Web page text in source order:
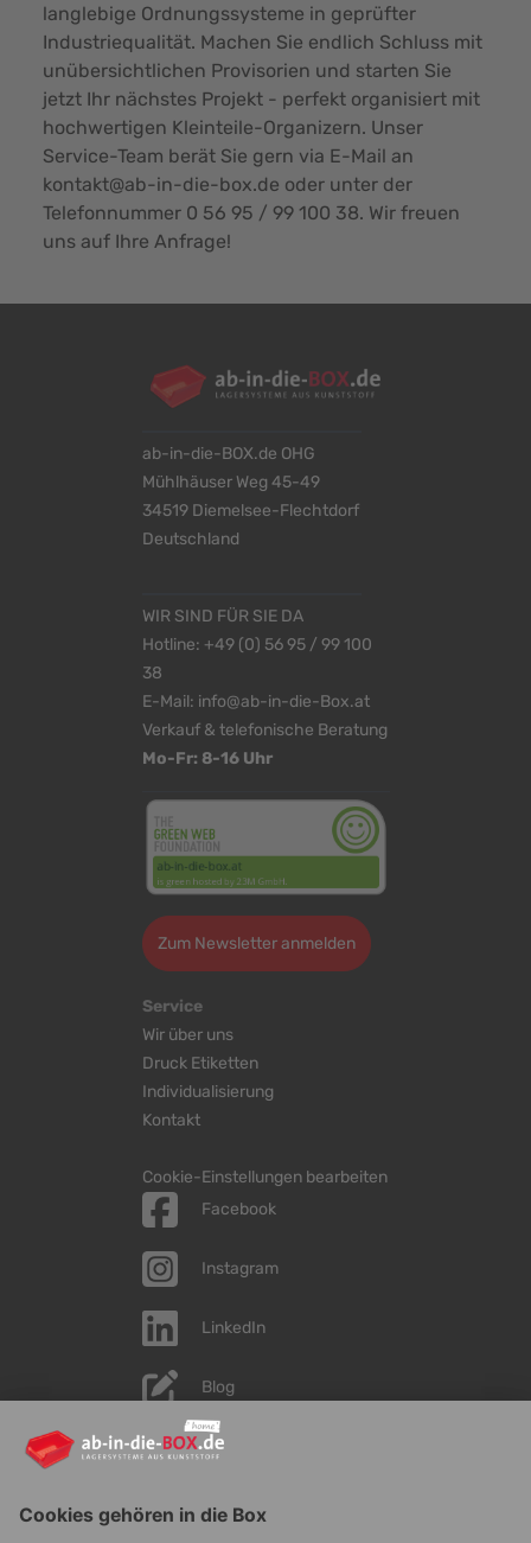
langlebige Ordnungssysteme in geprüfter
Industriequalität. Machen Sie endlich Schluss mit
unübersichtlichen Provisorien und starten Sie
jetzt Ihr nächstes Projekt - perfekt organisiert mit
hochwertigen Kleinteile-Organizern. Unser
Service-Team berät Sie gern via E-Mail an
kontakt@ab-in-die-box.de oder unter der
Telefonnummer 0 56 95 / 99 100 38. Wir freuen
uns auf Ihre Anfrage!
ab-in-die-BOX.de OHG
Mühlhäuser Weg 45-49
34519 Diemelsee-Flechtdorf
Deutschland
WIR SIND FÜR SIE DA
Hotline: +49 (0) 56 95 / 99 100
38
E-Mail: info@ab-in-die-Box.at
Verkauf & telefonische Beratung
Mo-Fr: 8-16 Uhr
Zum Newsletter anmelden
Service
Wir über uns
Druck Etiketten
Individualisierung
Kontakt
Cookie-Einstellungen bearbeiten
Facebook
Instagram
LinkedIn
Blog
YouTube